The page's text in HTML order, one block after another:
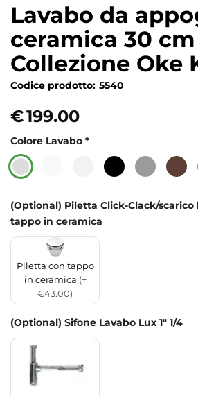
Lavabo da
ceramica 30 cm
Collezione Oke
Codice prodotto: 5540
€199.00
Colore Lavabo *
(Optional) Piletta Click-Clack/scarico
tappo in ceramica
Piletta con tappo
in ceramica (+
€43.00)
(Optional) Sifone Lavabo Lux 1" 1/4